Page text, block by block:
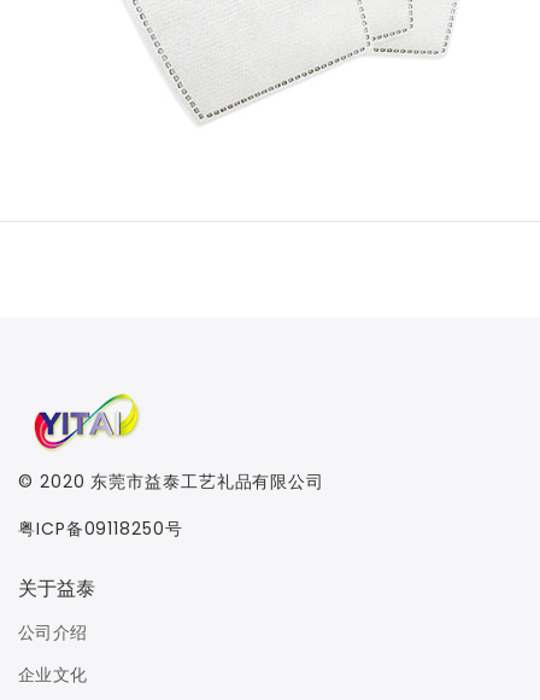
© 2020东莞市益泰工艺礼品有限公司
粤ICP备09118250号
关于益泰
公司介绍
企业文化